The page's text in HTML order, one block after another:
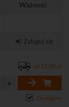
Ważność
Zaloguj się
od 11,00 zł
Dostępny